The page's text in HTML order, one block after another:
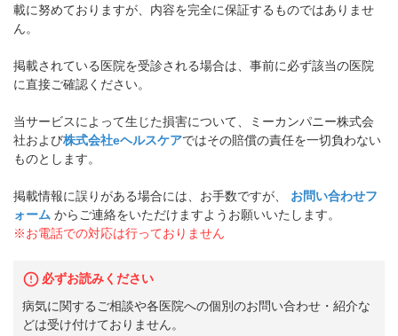
載に努めておりますが、内容を完全に保証するものではありませ
ん。
掲載されている医院を受診される場合は、事前に必ず該当の医院
に直接ご確認ください。
当サービスによって生じた損害について、ミーカンパニー株式会
社および株式会社eヘルスケアではその賠償の責任を一切負わない
ものとします。
掲載情報に誤りがある場合には、お手数ですが、
お問い合わせフ
ォーム からご連絡をいただけますようお願いいたします。
※お電話での対応は行っておりません
必ずお読みください
病気に関するご相談や各医院への個別のお問い合わせ・紹介な
どは受け付けておりません。